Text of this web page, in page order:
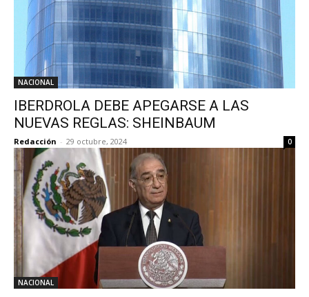
NACIONAL
IBERDROLA DEBE APEGARSE A LAS
NUEVAS REGLAS: SHEINBAUM
Redacción - 29 octubre, 2024 0
NACIONAL